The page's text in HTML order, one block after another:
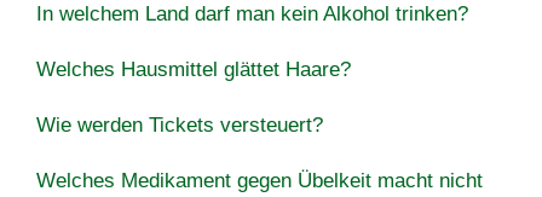
In welchem Land darf man kein Alkohol trinken?
Welches Hausmittel glättet Haare?
Wie werden Tickets versteuert?
Welches Medikament gegen Übelkeit macht nicht